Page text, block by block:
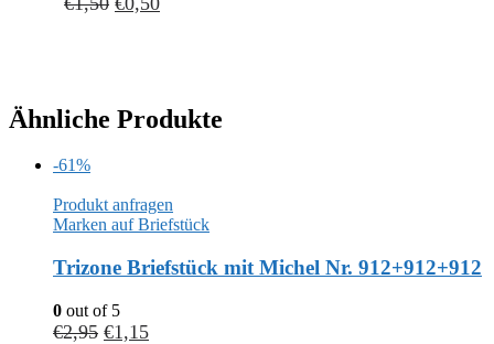
Ähnliche Produkte
-61%
Produkt anfragen
Marken auf Briefstück
Trizone Briefstück mit Michel Nr. 912+912+912
0 out of 5
€2,95 €1,15